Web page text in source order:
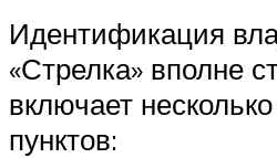
Идентификация
«Стрелка» вполне
включает
пунктов: